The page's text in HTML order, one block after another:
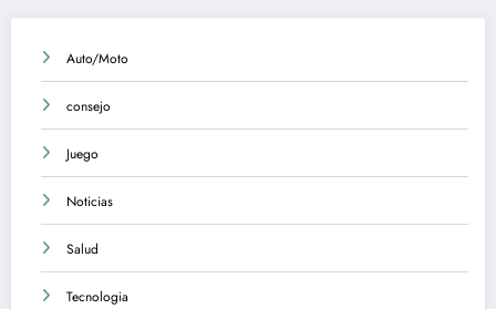
Auto/Moto
consejo
Juego
Noticias
Salud
Tecnologia